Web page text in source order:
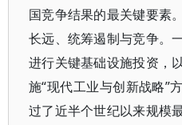
国竞争结果的最关键要素
长远、统筹遏制与竞争。
进行关键基础设施投资，
施“现代工业与创新战略”
过了近半个世纪以来规模